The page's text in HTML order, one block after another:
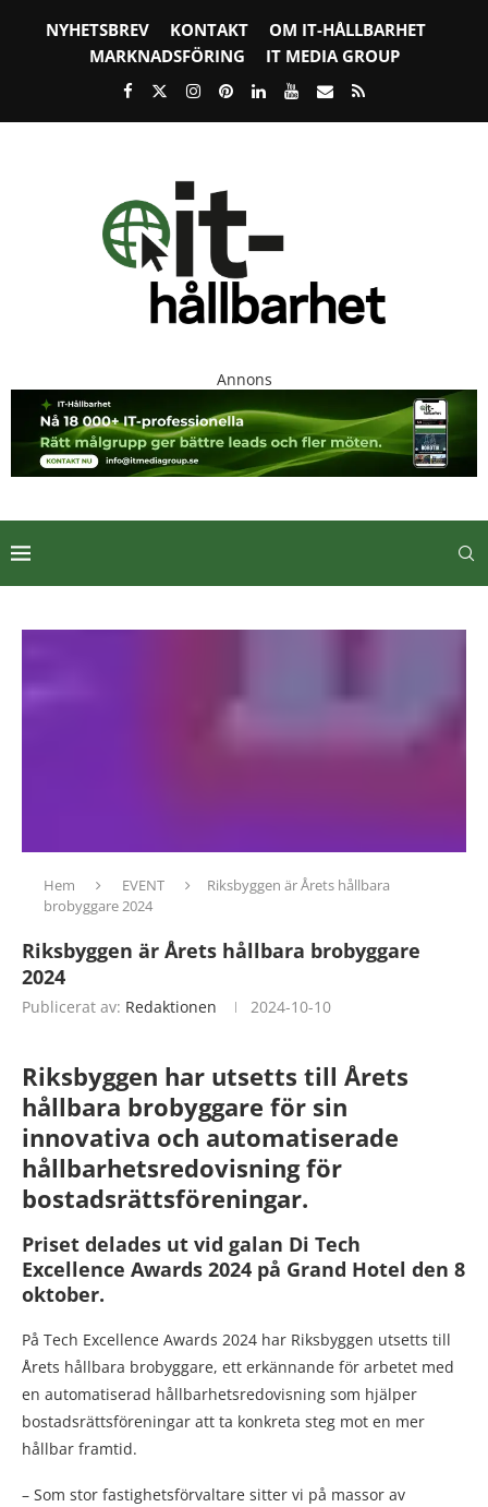
NYHETSBREV KONTAKT
OM IT-HÅLLBARHET
MARKNADSFÖRING
IT MEDIA GROUP
Annons
Hem EVENT
Riksbyggen är Årets hållbara
brobyggare 2024
Riksbyggen är Årets hållbara brobyggare
2024
Publicerat av: Redaktionen 2024-10-10
Riksbyggen har utsetts till Årets
hållbara brobyggare för sin
innovativa och automatiserade
hållbarhetsredovisning för
bostadsrättsföreningar.
Priset delades ut vid galan Di Tech
Excellence Awards 2024 på Grand Hotel den 8
oktober.
På Tech Excellence Awards 2024 har Riksbyggen utsetts till
Årets hållbara brobyggare, ett erkännande för arbetet med
en automatiserad hållbarhetsredovisning som hjälper
bostadsrättsföreningar att ta konkreta steg mot en mer
hållbar framtid.
– Som stor fastighetsförvaltare sitter vi på massor av